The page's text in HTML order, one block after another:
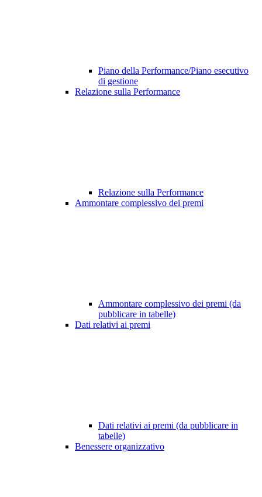
Piano della Performance/Piano esecutivo
di gestione
Relazione sulla Performance
Relazione sulla Performance
Ammontare complessivo dei premi
Ammontare complessivo dei premi (da
pubblicare in tabelle)
Dati relativi ai premi
Dati relativi ai premi (da pubblicare in
tabelle)
Benessere organizzativo